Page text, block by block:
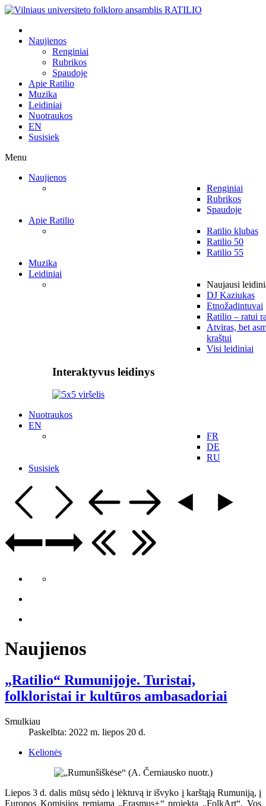
Naujienos
Renginiai
Rubrikos
Spaudoje
Apie Ratilio
Muzika
Leidiniai
Nuotraukos
EN
Susisiek
Menu
Naujienos
Renginiai
Rubrikos
Spaudoje
Apie Ratilio
Ratilio klubas
Ratilio 50
Ratilio 55
Muzika
Leidiniai
Naujausi
DJ Kaziukas
Etnožadintuvai
Ratilio – ratui
Atviras, bet
kraštui
Visi leidiniai
Interaktyvus leidinys
Nuotraukos
EN
FR
DE
RU
Susisiek
Naujienos
„Ratilio“ Rumunijoje. Turistai,
folkloristai ir kultūros ambasadoriai
Smulkiau
Paskelbta: 2022 m. liepos 20 d.
Kelionės
Liepos 3 d. dalis mūsų sėdo į lėktuvą ir išvyko į karštąją Rumuniją, į
Europos Komisijos remiamą „Erasmus+“ projektą „FolkArt“. Vos